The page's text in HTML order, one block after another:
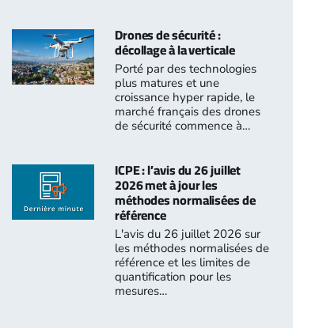
Drones de sécurité :
décollage à la verticale
Porté par des technologies
plus matures et une
croissance hyper rapide, le
marché français des drones
de sécurité commence à…
ICPE : l’avis du 26 juillet
2026 met à jour les
méthodes normalisées de
référence
L'avis du 26 juillet 2026 sur
les méthodes normalisées de
référence et les limites de
quantification pour les
mesures…